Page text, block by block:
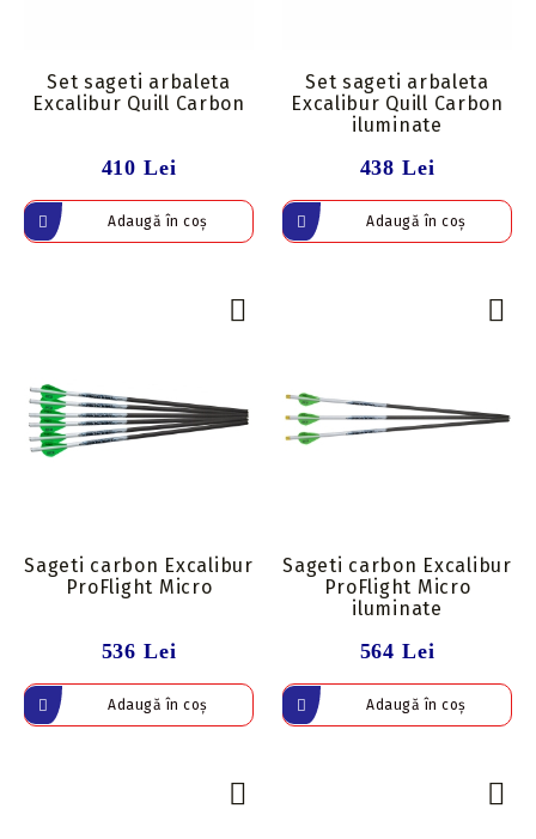
Set sageti arbaleta
Excalibur Quill Carbon
410 Lei
Set sageti arbaleta
Excalibur Quill Carbon
iluminate
438 Lei
Sageti carbon Excalibur
ProFlight Micro
536 Lei
Sageti carbon Excalibur
ProFlight Micro
iluminate
564 Lei